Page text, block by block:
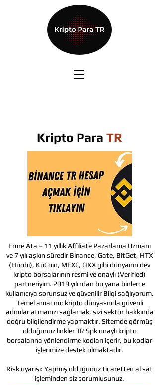
Kripto Para TR
Emre Ata – 11 yıllık Affiliate Pazarlama Uzmanı
ve 7 yılı aşkın süredir Binance, Gate, BitGet, HTX
(Huobi), KuCoin, MEXC, OKX gibi dünyanın dev
kripto borsalarının resmi ve onaylı (Verified)
partneriyim. 2019 yılından bu yana binlerce
kullanıcıya sorunsuz ve güvenilir Bilgi sağlıyorum.
Temel amacım; kripto dünyasında güvenli
adımlar atmanızı sağlamak, sizi sektör hakkında
doğru bilgilendirme yapmaktır. Sitemde görmüş
olduğunuz linkler TR Spk onaylı kripto
borsalarına yönlendirme kodları içerir, bu kodlar
işlerimize destek olmaktadır.
Risk uyarısı: Yapmış olduğunuz ticaretten al sat
işleminden siz sorumlusunuz.